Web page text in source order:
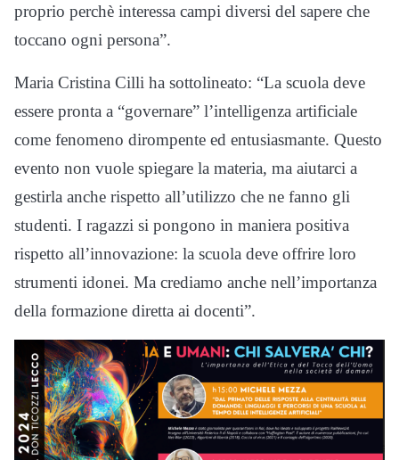
proprio perchè interessa campi diversi del sapere che
toccano ogni persona”.
Maria Cristina Cilli ha sottolineato: “La scuola deve
essere pronta a “governare” l’intelligenza artificiale
come fenomeno dirompente ed entusiasmante. Questo
evento non vuole spiegare la materia, ma aiutarci a
gestirla anche rispetto all’utilizzo che ne fanno gli
studenti. I ragazzi si pongono in maniera positiva
rispetto all’innovazione: la scuola deve offrire loro
strumenti idonei. Ma crediamo anche nell’importanza
della formazione diretta ai docenti”.